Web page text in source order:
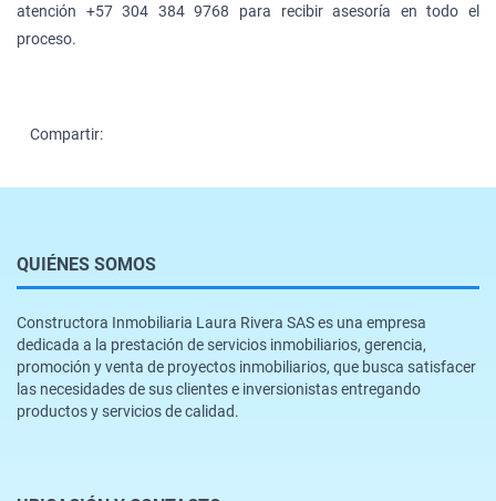
atención +57 304 384 9768 para recibir asesoría en todo el
proceso.
Compartir:
QUIÉNES SOMOS
Constructora Inmobiliaria Laura Rivera SAS es una empresa
dedicada a la prestación de servicios inmobiliarios, gerencia,
promoción y venta de proyectos inmobiliarios, que busca satisfacer
las necesidades de sus clientes e inversionistas entregando
productos y servicios de calidad.